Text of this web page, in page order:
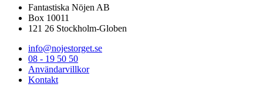
Fantastiska Nöjen AB
Box 10011
121 26 Stockholm-Globen
info@nojestorget.se
08 - 19 50 50
Användarvillkor
Kontakt